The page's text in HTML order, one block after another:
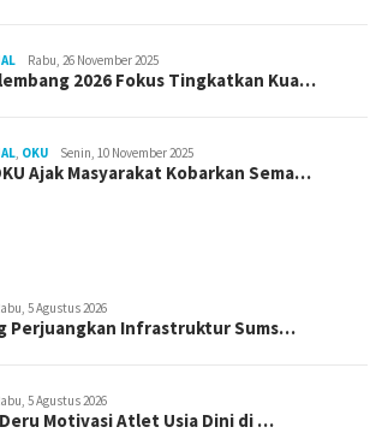
Rabu, 26 November 2025
2026 Fokus Tingkatkan Kua…
, OKU Senin, 10 November 2025
Ajak Masyarakat Kobarkan Sema…
5 Agustus 2026
Perjuangkan Infrastruktur Sums…
5 Agustus 2026
Motivasi Atlet Usia Dini di …